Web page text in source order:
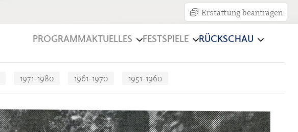
Erstattung beantragen
PROGRAMMAKTUELLES FESTSPIELE RÜCKSCHAU
1971-1980 1961-1970 1951-1960